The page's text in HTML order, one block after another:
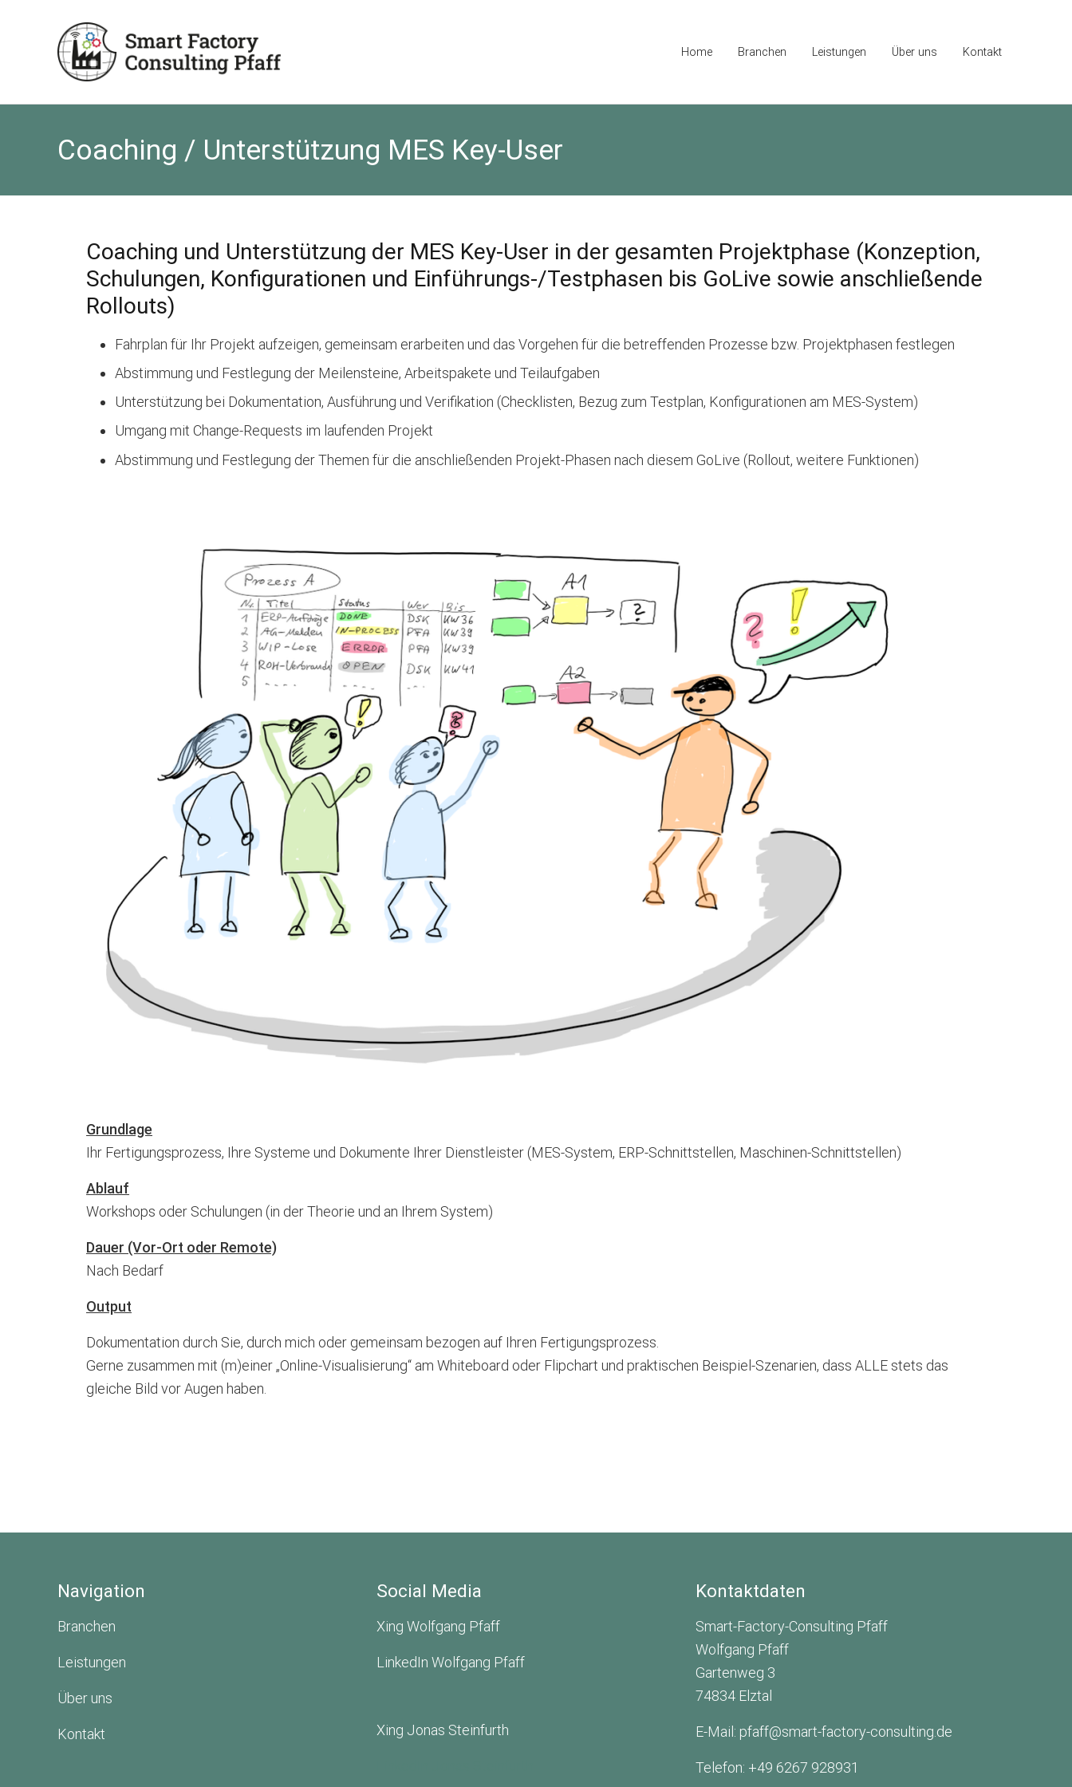
Smart-Factory-Consulting
Home Branchen Leistungen Über uns Kontakt
Coaching / Unterstützung MES Key-User
Coaching und Unterstützung der MES Key-User in der gesamten Projektphase (Konzeption,
Schulungen, Konfigurationen und Einführungs-/Testphasen bis GoLive sowie anschließende
Rollouts)
Fahrplan für Ihr Projekt aufzeigen, gemeinsam erarbeiten und das Vorgehen für die betreffenden Prozesse bzw. Projektphasen festlegen
Abstimmung und Festlegung der Meilensteine, Arbeitspakete und Teilaufgaben
Unterstützung bei Dokumentation, Ausführung und Verifikation (Checklisten, Bezug zum Testplan, Konfigurationen am MES-System)
Umgang mit Change-Requests im laufenden Projekt
Abstimmung und Festlegung der Themen für die anschließenden Projekt-Phasen nach diesem GoLive (Rollout, weitere Funktionen)
Grundlage
Ihr Fertigungsprozess, Ihre Systeme und Dokumente Ihrer Dienstleister (MES-System, ERP-Schnittstellen, Maschinen-Schnittstellen)
Ablauf
Workshops oder Schulungen (in der Theorie und an Ihrem System)
Dauer (Vor-Ort oder Remote)
Nach Bedarf
Output
Dokumentation durch Sie, durch mich oder gemeinsam bezogen auf Ihren Fertigungsprozess.
Gerne zusammen mit (m)einer „Online-Visualisierung“ am Whiteboard oder Flipchart und praktischen Beispiel-Szenarien, dass ALLE stets das
gleiche Bild vor Augen haben.
Navigation
Branchen
Leistungen
Über uns
Kontakt
Social Media
Xing Wolfgang Pfaff
LinkedIn Wolfgang Pfaff
Xing Jonas Steinfurth
Kontaktdaten
Smart-Factory-Consulting Pfaff
Wolfgang Pfaff
Gartenweg 3
74834 Elztal
E-Mail: pfaff@smart-factory-consulting.de
Telefon: +49 6267 928931